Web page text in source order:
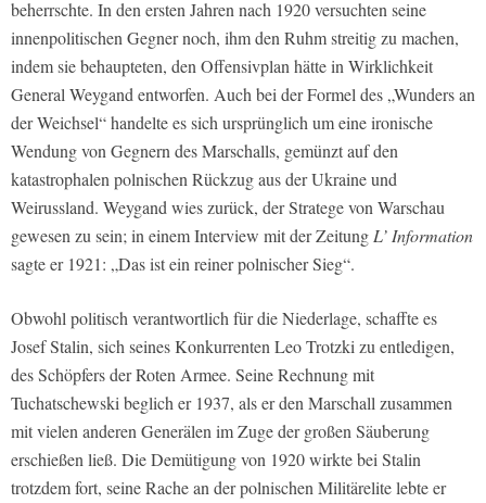
beherrschte. In den ersten Jahren nach 1920 versuchten seine
innenpolitischen Gegner noch, ihm den Ruhm streitig zu machen,
indem sie behaupteten, den Offensivplan hätte in Wirklichkeit
General Weygand entworfen. Auch bei der Formel des „Wunders an
der Weichsel“ handelte es sich ursprünglich um eine ironische
Wendung von Gegnern des Marschalls, gemünzt auf den
katastrophalen polnischen Rückzug aus der Ukraine und
Weirussland. Weygand wies zurück, der Stratege von Warschau
gewesen zu sein; in einem Interview mit der ZeitungL’ Information
sagte er 1921: „Das ist ein reiner polnischer Sieg“.
Obwohl politisch verantwortlich für die Niederlage, schaffte es
Josef Stalin, sich seines Konkurrenten Leo Trotzki zu entledigen,
des Schöpfers der Roten Armee. Seine Rechnung mit
Tuchatschewski beglich er 1937, als er den Marschall zusammen
mit vielen anderen Generälen im Zuge der großen Säuberung
erschießen ließ. Die Demütigung von 1920 wirkte bei Stalin
trotzdem fort, seine Rache an der polnischen Militärelite lebte er